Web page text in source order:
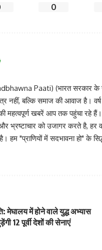
0
Paati) (भारत सरकार
नहीं, बल्कि समाज की आवाज है।
महत्वपूर्ण खबरें आप तक पहुंचा रहे
भ्रष्टाचार को उजागर करते है,
है। हम "प्राणियों में सदभावना
मेघालय में होने वाले युद्ध अभ्यास
12 पूर्वी देशों की सेनाएं